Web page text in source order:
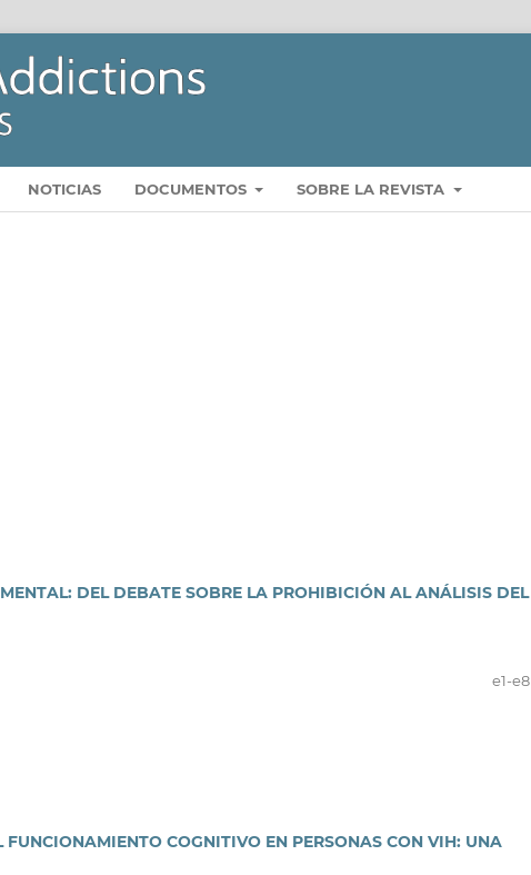
NOTICIAS DOCUMENTOS SOBRE LA REVISTA
DEL DEBATE SOBRE LA PROHIBICIÓN AL ANÁLISIS DEL
e1-e8
FUNCIONAMIENTO COGNITIVO EN PERSONAS CON VIH: UNA